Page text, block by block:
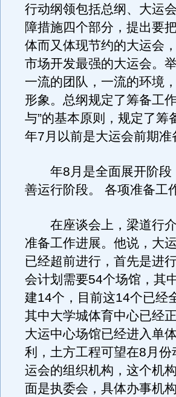
行动纲领包括总纲、大运
障措施四个部分，提出要
体而又体现节约的大运会
市场开发最强的大运会。
一流的团队，一流的环境
形象。总纲规定了筹备工
与”的基本原则，规定了
年7月以前是大运会前期
年8月是全面展开阶段
善运行阶段。 各项准备工
在座谈会上，梁道行介
准备工作进展。他说，大
已经超前进行，首先是进
会计划需要54个场馆，其
建14个，目前这14个已经
其中大学城体育中心已经
大运中心场馆已经进入单
利，土方工程可望在8月
运会的组织机构，这个机
面是执委会，具体办事机